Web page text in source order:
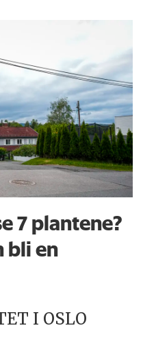
7 plantene?
bli en
I OSLO